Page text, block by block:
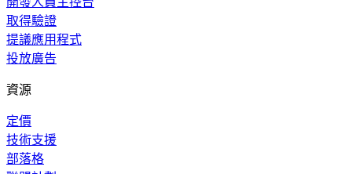
取得驗證
提議應用程式
投放廣告
資源
定價
技術支援
部落格